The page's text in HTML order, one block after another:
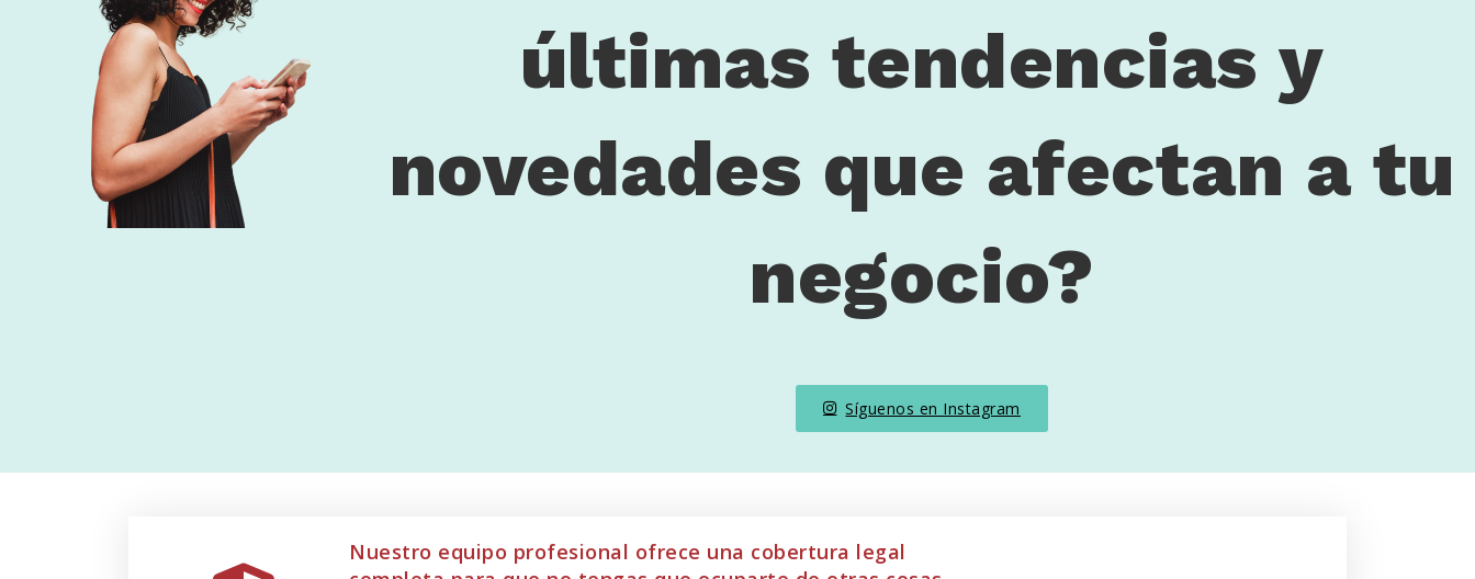
últimas tendencias y
novedades que afectan a tu
negocio?
Síguenos en Instagram
Nuestro equipo profesional ofrece una cobertura legal